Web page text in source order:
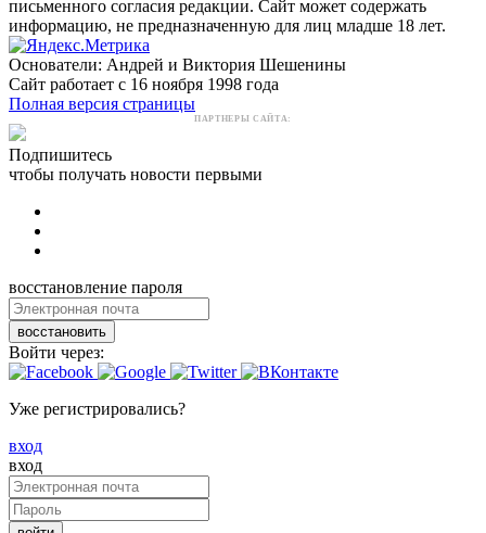
письменного согласия редакции. Сайт может содержать
информацию, не предназначенную для лиц младше 18 лет.
Основатели: Андрей и Виктория Шешенины
Сайт работает с 16 ноября 1998 года
Полная версия страницы
ПАРТНЕРЫ САЙТА:
Подпишитесь
чтобы получать новости первыми
восстановление пароля
восстановить
Войти через:
Уже регистрировались?
вход
вход